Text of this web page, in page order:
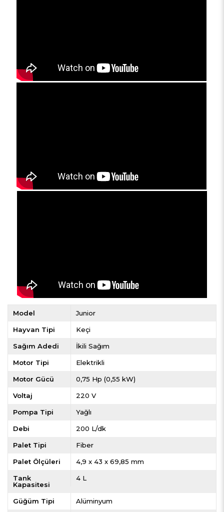
Model Junior
Hayvan Tipi Keçi
Sağım Adedi İkili Sağım
Motor Tipi Elektrikli
Motor Gücü 0,75 Hp (0,55 kW)
Voltaj 220 V
Pompa Tipi Yağlı
Debi 200 L/dk
Palet Tipi Fiber
Palet Ölçüleri 4,9 x 43 x 69,85 mm
Tank
Kapasitesi
4 L
Güğüm Tipi Alüminyum